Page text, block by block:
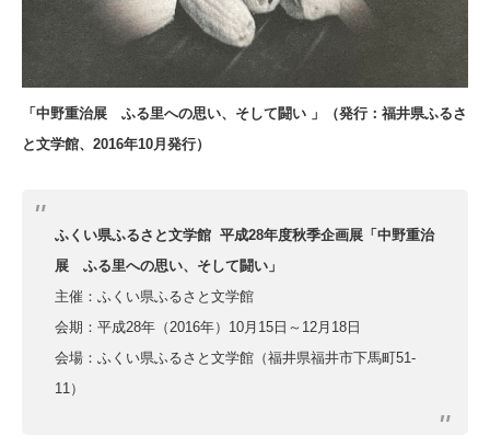
「中野重治展 ふる里への思い、そして闘い 」
（発行：福井県ふるさ
と文学館、2016年10月発行）
ふくい県ふるさと文学館 平成28年度秋季企画展「中野重治
展 ふる里への思い、そして闘い」
主催：ふくい県ふるさと文学館
会期：平成28年（2016年）10月15日～12月18日
会場：ふくい県ふるさと文学館（福井県福井市下馬町51-
11）